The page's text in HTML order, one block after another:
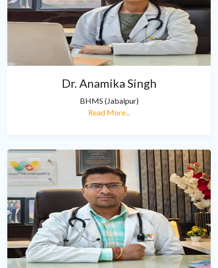
Dr. Anamika Singh
BHMS (Jabalpur)
Read More...